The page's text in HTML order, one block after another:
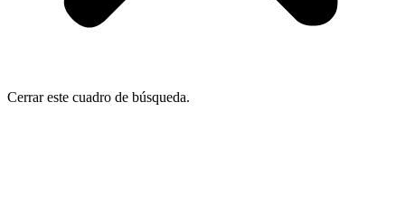
Cerrar este cuadro de búsqueda.